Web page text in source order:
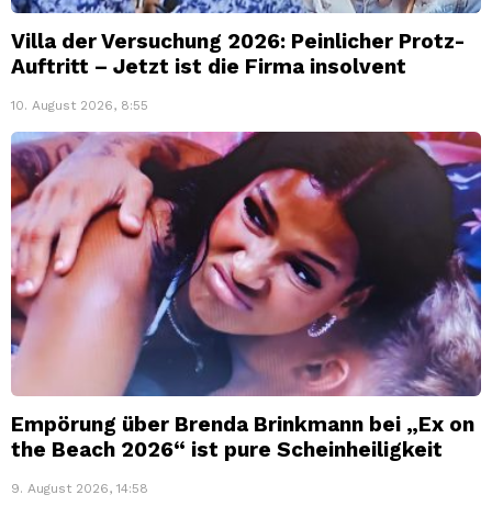
Villa der Versuchung 2026: Peinlicher Protz-
Auftritt – Jetzt ist die Firma insolvent
10. August 2026, 8:55
Empörung über Brenda Brinkmann bei „Ex on
the Beach 2026“ ist pure Scheinheiligkeit
9. August 2026, 14:58